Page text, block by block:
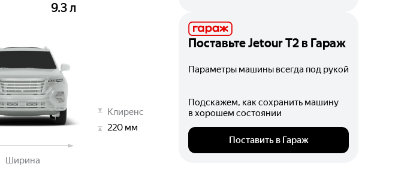
9.3л
Клиренс
220 мм
Ширина
ПоставьтеJetour T2 в Гараж
Параметры машины всегда под рукой
Подскажем, как сохранить машину
в хорошем состоянии
Поставить в Гараж